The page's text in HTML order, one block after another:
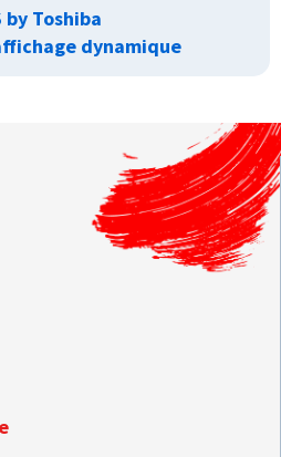
by Toshiba
dynamique